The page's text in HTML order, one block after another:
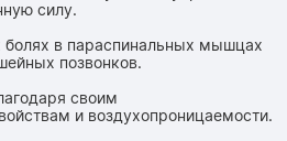
силу.
болях в параспинальных мышцах
позвонков.
своим
и воздухопроницаемости.